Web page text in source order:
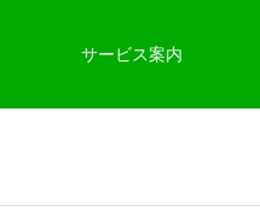
サービス案内